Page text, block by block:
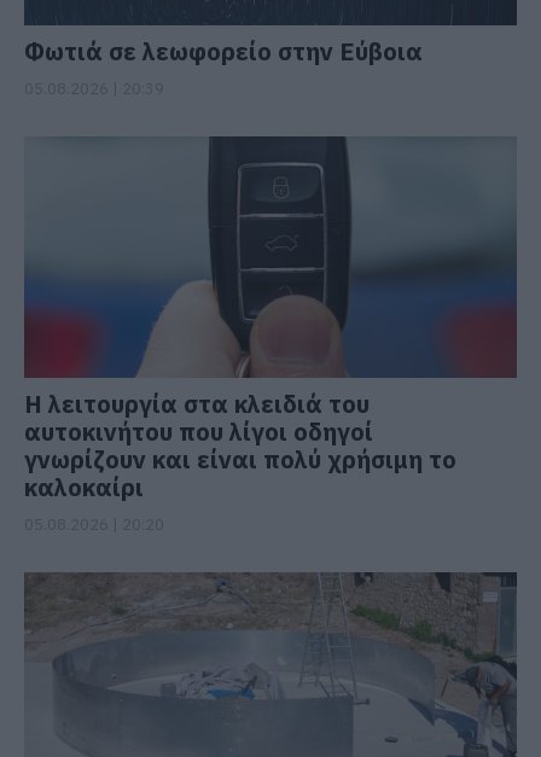
Φωτιά σε λεωφορείο στην Εύβοια
Η λειτουργία στα κλειδιά του
αυτοκινήτου που λίγοι οδηγοί
γνωρίζουν και είναι πολύ χρήσιμη το
καλοκαίρι